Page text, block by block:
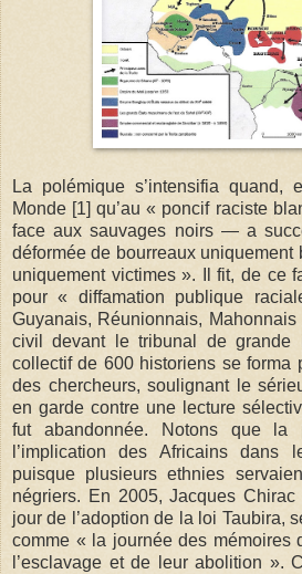
La polémique s’intensifia quand,
Monde [1] qu’au « poncif raciste
face aux sauvages noirs — a
déformée de bourreaux uniquement
uniquement victimes ». Il fit, de ce
pour « diffamation publique
Guyanais, Réunionnais, Mahonnais
civil devant le tribunal de grande
collectif de 600 historiens se forma
des chercheurs, soulignant le
en garde contre une lecture
fut abandonnée. Notons que la
l’implication des Africains dans
puisque plusieurs ethnies
négriers. En 2005, Jacques
jour de l’adoption de la loi Taubira,
comme « la journée des mémoires
l’esclavage et de leur abolition ».